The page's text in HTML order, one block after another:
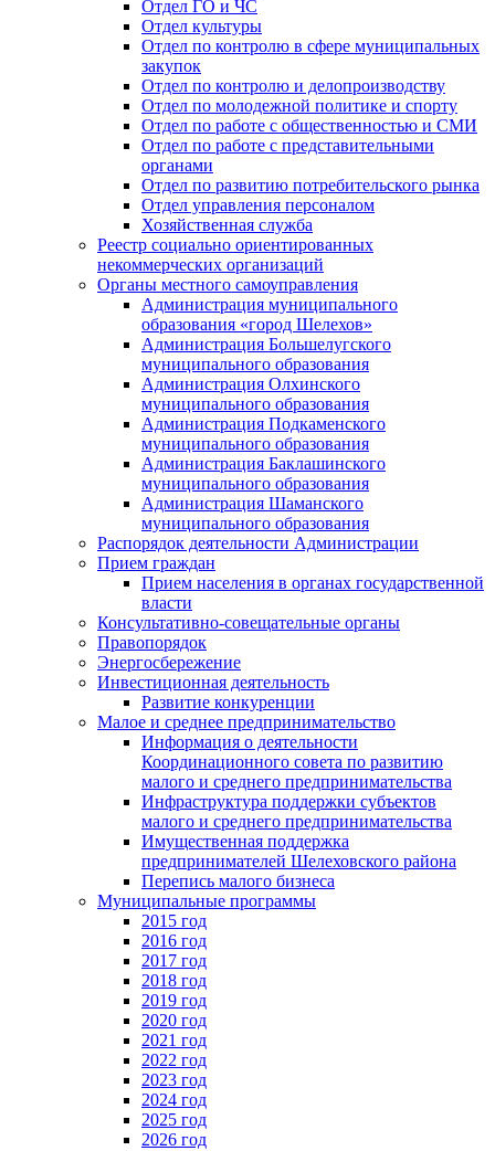
Отдел ГО и ЧС
Отдел культуры
Отдел по контролю в сфере муниципальных
закупок
Отдел по контролю и делопроизводству
Отдел по молодежной политике и спорту
Отдел по работе с общественностью и СМИ
Отдел по работе с представительными
органами
Отдел по развитию потребительского рынка
Отдел управления персоналом
Хозяйственная служба
Реестр социально ориентированных
некоммерческих организаций
Органы местного самоуправления
Администрация муниципального
образования «город Шелехов»
Администрация Большелугского
муниципального образования
Администрация Олхинского
муниципального образования
Администрация Подкаменского
муниципального образования
Администрация Баклашинского
муниципального образования
Администрация Шаманского
муниципального образования
Распорядок деятельности Администрации
Прием граждан
Прием населения в органах государственной
власти
Консультативно-совещательные органы
Правопорядок
Энергосбережение
Инвестиционная деятельность
Развитие конкуренции
Малое и среднее предпринимательство
Информация о деятельности
Координационного совета по развитию
малого и среднего предпринимательства
Инфраструктура поддержки субъектов
малого и среднего предпринимательства
Имущественная поддержка
предпринимателей Шелеховского района
Перепись малого бизнеса
Муниципальные программы
2015 год
2016 год
2017 год
2018 год
2019 год
2020 год
2021 год
2022 год
2023 год
2024 год
2025 год
2026 год